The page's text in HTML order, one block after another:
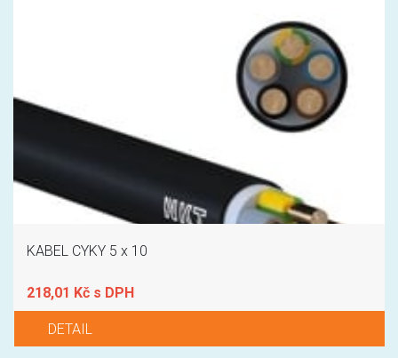
KABEL CYKY 5 x 10
218,01 Kč s DPH
DETAIL